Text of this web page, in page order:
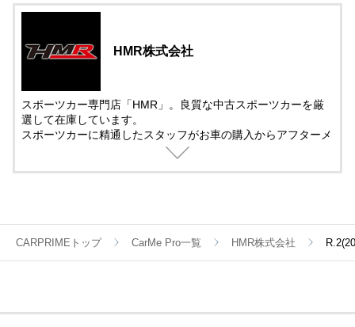
HMR株式会社
スポーツカー専門店「HMR」。良質な中古スポーツカーを厳
選して在庫しています。
スポーツカーに精通したスタッフがお車の購入からアフターメ
ンテナンス＆チューニングまでサポート。
CARPRIMEトップ CarMe Pro一覧 HMR株式会社